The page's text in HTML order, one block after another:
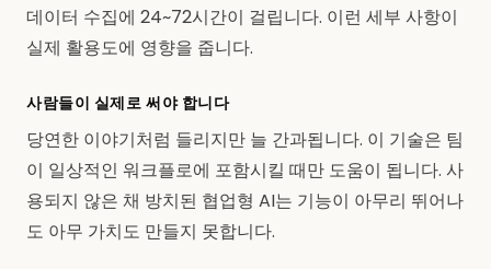
데이터 수집에 24~72시간이 걸립니다. 이런 세부 사항이
실제 활용도에 영향을 줍니다.
사람들이 실제로 써야 합니다
당연한 이야기처럼 들리지만 늘 간과됩니다. 이 기술은 팀
이 일상적인 워크플로에 포함시킬 때만 도움이 됩니다. 사
용되지 않은 채 방치된 협업형 AI는 기능이 아무리 뛰어나
도 아무 가치도 만들지 못합니다.